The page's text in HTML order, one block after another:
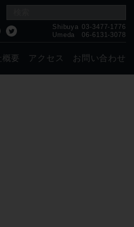
Shibuya 03-3477-1776
Umeda
06-6131-3078
概要 アクセス お問い合わせ